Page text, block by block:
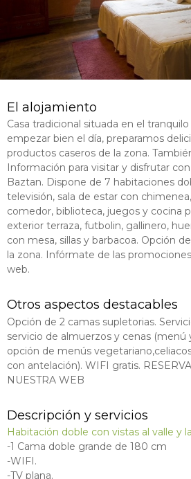
El alojamiento
Casa tradicional situada en el
empezar bien el día, preparamos
productos caseros de la zona.
Información para visitar y disfrutar
Baztan. Dispone de 7 habitaciones
televisión, sala de estar con
comedor, biblioteca, juegos y cocina
exterior terraza, futbolin, gallinero,
con mesa, sillas y barbacoa. Opción
la zona. Infórmate de las
web.
Otros aspectos destacables
Opción de 2 camas supletorias.
servicio de almuerzos y cenas (menú
opción de menús
con antelación). WIFI gratis.
NUESTRA WEB
Descripción y servicios
Habitación doble con vistas al valle y
-1 Cama doble grande de 180 cm
-WIFI.
-TV plana.